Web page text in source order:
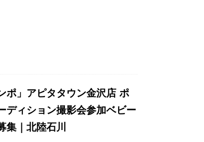
ポ」アピタタウン金沢店 ポ
ディション撮影会参加ベビー
集｜北陸石川